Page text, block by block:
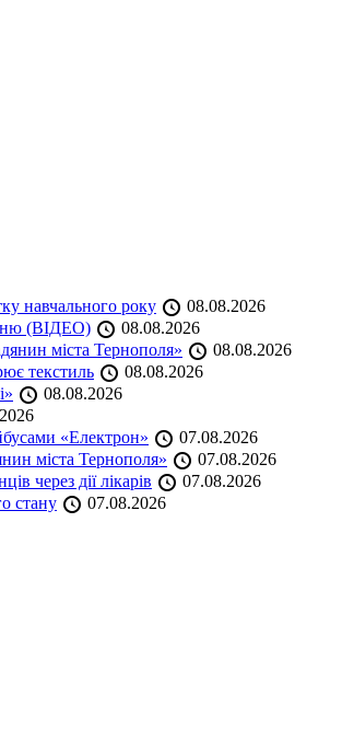
навчального року
08.08.2026
(ВІДЕО)
08.08.2026
міста Тернополя»
08.08.2026
текстиль
08.08.2026
08.08.2026
«Електрон»
07.08.2026
міста Тернополя»
07.08.2026
через дії лікарів
07.08.2026
стану
07.08.2026